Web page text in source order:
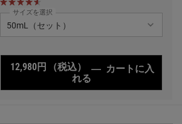
サイズを選択
12,980円 （税込） ― カートに入
れる